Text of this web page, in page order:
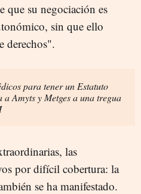
que su negociación es
sin que ello
derechos".
para tener un Estatuto
Amyts y Metges a una tregua
las
por difícil cobertura: la
se ha manifestado.